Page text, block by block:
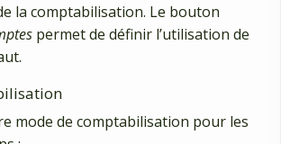
la comptabilisation. Le bouton
permet de définir l’utilisation de
mode de comptabilisation pour les